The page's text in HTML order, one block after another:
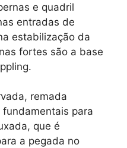
e quadril
entradas de
estabilização da
fortes são a base
remada
para
que é
a pegada no